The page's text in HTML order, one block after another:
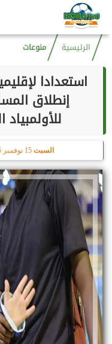
الرئيسية منوعات
إنطلاق
للأولمبياد
السبت